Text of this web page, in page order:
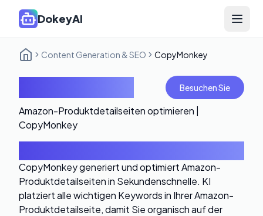
DokeyAI Open
Content Generation & SEO CopyMonkey
Besuchen Sie
Amazon-Produktdetailseiten optimieren |
CopyMonkey
CopyMonkey generiert und optimiert Amazon-
Produktdetailseiten in Sekundenschnelle. KI
platziert alle wichtigen Keywords in Ihrer Amazon-
Produktdetailseite, damit Sie organisch auf der